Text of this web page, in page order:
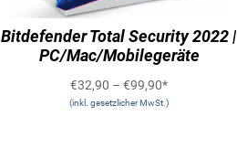
Bitdefender Total Security 2022 |
PC/Mac/Mobilegeräte
€32,90 –€99,90*
(inkl. gesetzlicher MwSt.)